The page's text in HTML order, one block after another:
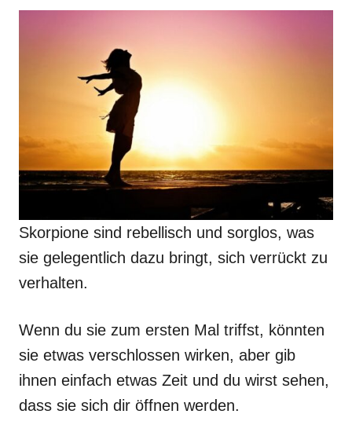
Skorpione sind rebellisch und sorglos, was
sie gelegentlich dazu bringt, sich verrückt zu
verhalten.
Wenn du sie zum ersten Mal triffst, könnten
sie etwas verschlossen wirken, aber gib
ihnen einfach etwas Zeit und du wirst sehen,
dass sie sich dir öffnen werden.